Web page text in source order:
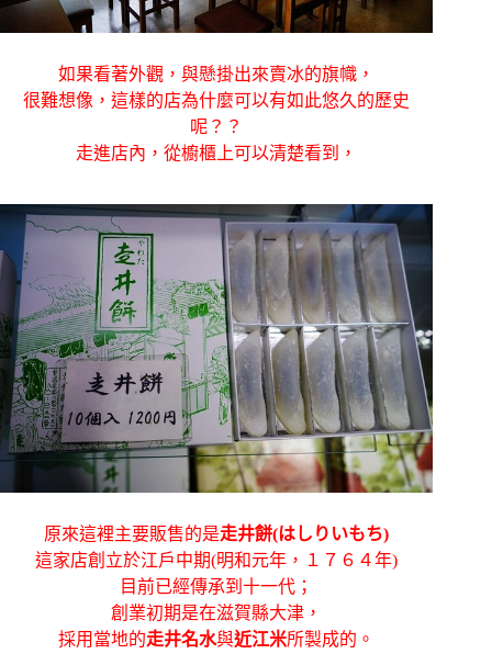
如果看著外觀，與懸掛出來賣冰的旗幟，
很難想像，這樣的店為什麼可以有如此悠久的歷史
呢？？
走進店內，從櫥櫃上可以清楚看到，
原來這裡主要販售的是走井餅(はしりいもち)
這家店創立於江戶中期(明和元年，１７６４年)
目前已經傳承到十一代；
創業初期是在滋賀縣大津，
採用當地的走井名水與近江米所製成的。